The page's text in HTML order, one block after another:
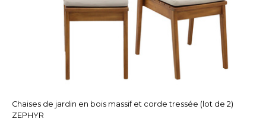
Chaises de jardin en bois massif et corde tressée (lot de 2)
ZEPHYR